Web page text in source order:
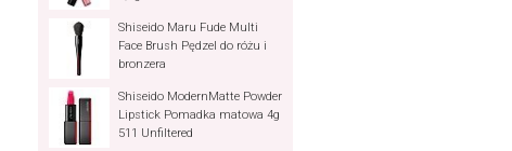
Shiseido Maru Fude Multi
Face Brush Pędzel do różu i
bronzera
Shiseido ModernMatte Powder
Lipstick Pomadka matowa 4g
511 Unfiltered